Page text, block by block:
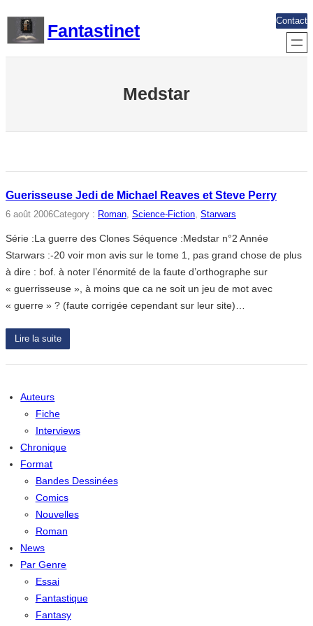
contenu
Fantastinet
Contact
Medstar
Guerisseuse Jedi de Michael Reaves et Steve Perry
6 août 2006Category : Roman, Science-Fiction, Starwars
Série :La guerre des Clones Séquence :Medstar n°2 Année
Starwars :-20 voir mon avis sur le tome 1, pas grand chose de plus
à dire : bof. à noter l’énormité de la faute d’orthographe sur
« guerrisseuse », à moins que ca ne soit un jeu de mot avec
« guerre » ? (faute corrigée cependant sur leur site)…
Lire la suite
Auteurs
Fiche
Interviews
Chronique
Format
Bandes Dessinées
Comics
Nouvelles
Roman
News
Par Genre
Essai
Fantastique
Fantasy